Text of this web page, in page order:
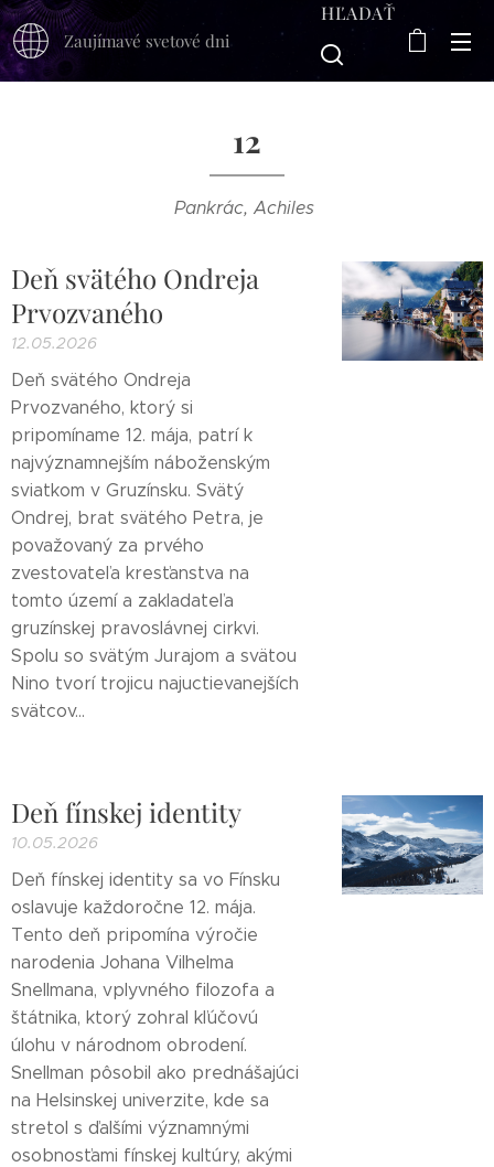
Zaujímavé svetové dni
HĽADAŤ
12
Pankrác, Achiles
Deň svätého Ondreja
Prvozvaného
12.05.2026
Deň svätého Ondreja
Prvozvaného, ktorý si
pripomíname 12. mája, patrí k
najvýznamnejším náboženským
sviatkom v Gruzínsku. Svätý
Ondrej, brat svätého Petra, je
považovaný za prvého
zvestovateľa kresťanstva na
tomto území a zakladateľa
gruzínskej pravoslávnej cirkvi.
Spolu so svätým Jurajom a svätou
Nino tvorí trojicu najuctievanejších
svätcov...
Deň fínskej identity
10.05.2026
Deň fínskej identity sa vo Fínsku
oslavuje každoročne 12. mája.
Tento deň pripomína výročie
narodenia Johana Vilhelma
Snellmana, vplyvného filozofa a
štátnika, ktorý zohral kľúčovú
úlohu v národnom obrodení.
Snellman pôsobil ako prednášajúci
na Helsinskej univerzite, kde sa
stretol s ďalšími významnými
osobnosťami fínskej kultúry, akými